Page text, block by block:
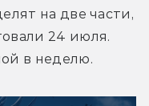
на две части,
24 июля.
в неделю.